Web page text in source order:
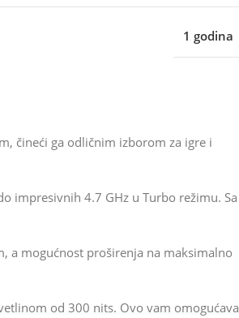
1 godina
čineći ga odličnim izborom za igre i
impresivnih 4.7 GHz u Turbo režimu. Sa
a mogućnost proširenja na maksimalno
od 300 nits. Ovo vam omogućava